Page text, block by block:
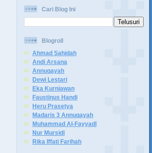
Cari Blog Ini
Blogroll
Ahmad Sahidah
Andi Arsana
Annuqayah
Dewi Lestari
Eka Kurniawan
Faustinus Handi
Heru Prasetya
Madaris 3 Annuqayah
Muhammad Al-Fayyadl
Nur Mursidi
Rika Iffati Farihah